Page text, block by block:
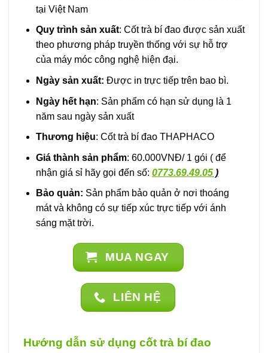
tại Việt Nam
Quy trình sản xuất: Cốt trà bí đao được sản xuất
theo phương pháp truyền thống với sự hỗ trợ
của máy móc công nghệ hiện đại.
Ngày sản xuất: Được in trực tiếp trên bao bì.
Ngày hết hạn: Sản phẩm có hạn sử dụng là 1
năm sau ngày sản xuất
Thương hiệu: Cốt trà bí đao THAPHACO
Giá thành sản phẩm: 60.000VNĐ/ 1 gói ( để
nhận giá sỉ hãy gọi đến số: 0773.69.49.05)
Bảo quản: Sản phẩm bảo quản ở nơi thoáng
mát và không có sự tiếp xúc trực tiếp với ánh
sáng mặt trời.
MUA NGAY
LIÊN HỆ
Hướng dẫn sử dụng cốt trà bí đao